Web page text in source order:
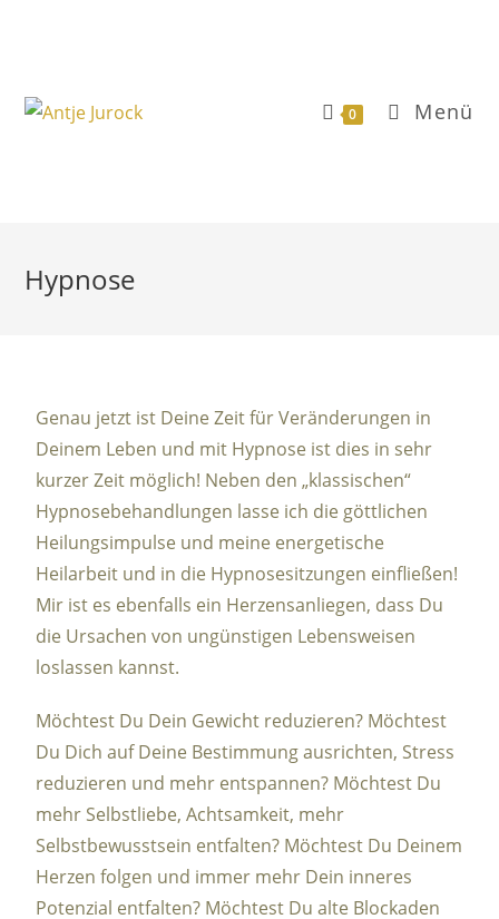
0 Menü
Hypnose
Genau jetzt ist Deine Zeit für Veränderungen in
Deinem Leben und mit Hypnose ist dies in sehr
kurzer Zeit möglich! Neben den „klassischen“
Hypnosebehandlungen lasse ich die göttlichen
Heilungsimpulse und meine energetische
Heilarbeit und in die Hypnosesitzungen einfließen!
Mir ist es ebenfalls ein Herzensanliegen, dass Du
die Ursachen von ungünstigen Lebensweisen
loslassen kannst.
Möchtest Du Dein Gewicht reduzieren? Möchtest
Du Dich auf Deine Bestimmung ausrichten, Stress
reduzieren und mehr entspannen? Möchtest Du
mehr Selbstliebe, Achtsamkeit, mehr
Selbstbewusstsein entfalten? Möchtest Du Deinem
Herzen folgen und immer mehr Dein inneres
Potenzial entfalten? Möchtest Du alte Blockaden